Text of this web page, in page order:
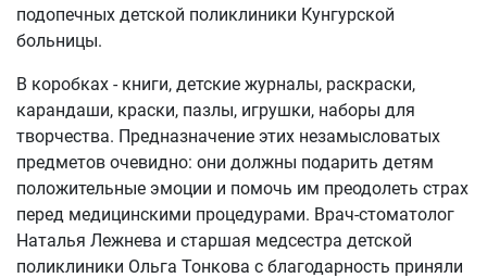
подопечных детской поликлиники Кунгурской
больницы.
В коробках - книги, детские журналы, раскраски,
карандаши, краски, пазлы, игрушки, наборы для
творчества. Предназначение этих незамысловатых
предметов очевидно: они должны подарить детям
положительные эмоции и помочь им преодолеть страх
перед медицинскими процедурами. Врач-стоматолог
Наталья Лежнева и старшая медсестра детской
поликлиники Ольга Тонкова с благодарность приняли